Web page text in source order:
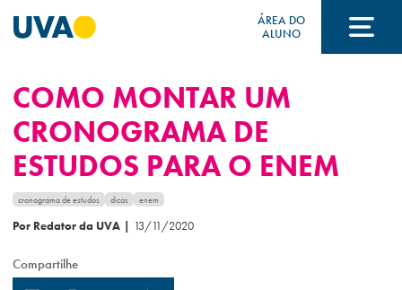
ÁREA DO
ALUNO
A UVA
CURSOS
FORMAS DE INGRESSO
COMO MONTAR UM
CRONOGRAMA DE
ESTUDOS PARA O ENEM
cronograma de estudos dicas enem
Por Redator da UVA | 13/11/2020
Compartilhe